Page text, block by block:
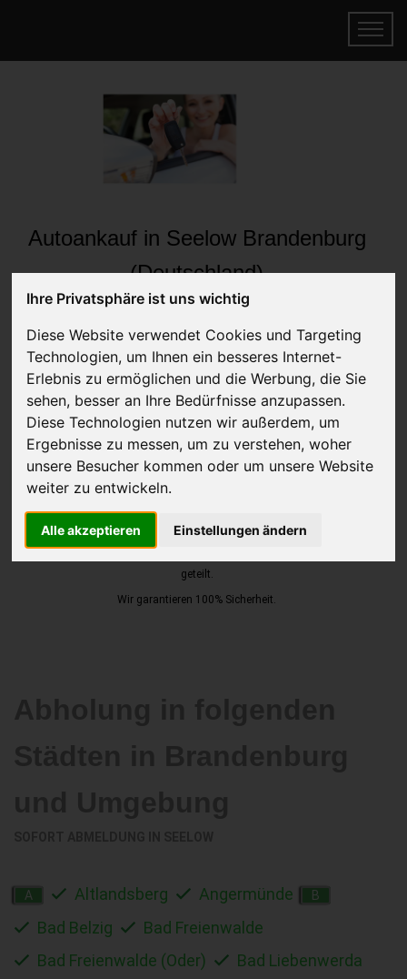
Ihre Privatsphäre ist uns wichtig
Diese Website verwendet Cookies und Targeting
Technologien, um Ihnen ein besseres Internet-
Erlebnis zu ermöglichen und die Werbung, die Sie
sehen, besser an Ihre Bedürfnisse anzupassen.
Diese Technologien nutzen wir außerdem, um
Ergebnisse zu messen, um zu verstehen, woher
unsere Besucher kommen oder um unsere Website
weiter zu entwickeln.
Alle akzeptieren Einstellungen ändern
Autoankauf in Seelow Brandenburg
(Deutschland)
Online Auto verkaufen & gratis abholen
Auf Wunsch sofort Geld für Ihr Auto erhalten
JETZT KOSTENLOSE BEWERTUNG
Kostenloses Angebot
für den Ankauf Ihres Autos inklusive der
Abholung, auf Wunsch sofort Geld. Ihre Daten werden nicht mit Dritten
geteilt.
Wir garantieren 100% Sicherheit.
A Altlandsberg Angermünde B
Bad Belzig
Bad Freienwalde
Bad Freienwalde (Oder)
Bad Liebenwerda